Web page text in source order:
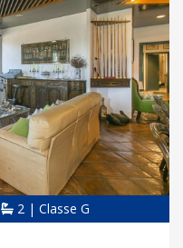
2 | Classe G